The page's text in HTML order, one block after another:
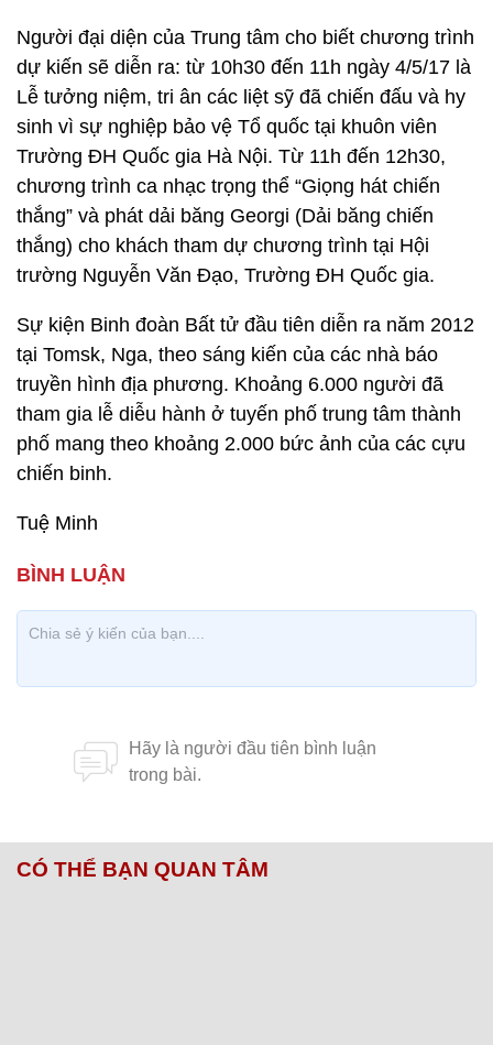
Người đại diện của Trung tâm cho biết chương trình
dự kiến sẽ diễn ra: từ 10h30 đến 11h ngày 4/5/17 là
Lễ tưởng niệm, tri ân các liệt sỹ đã chiến đấu và hy
sinh vì sự nghiệp bảo vệ Tổ quốc tại khuôn viên
Trường ĐH Quốc gia Hà Nội. Từ 11h đến 12h30,
chương trình ca nhạc trọng thể “Giọng hát chiến
thắng” và phát dải băng Georgi (Dải băng chiến
thắng) cho khách tham dự chương trình tại Hội
trường Nguyễn Văn Đạo, Trường ĐH Quốc gia.
Sự kiện Binh đoàn Bất tử đầu tiên diễn ra năm 2012
tại Tomsk, Nga, theo sáng kiến của các nhà báo
truyền hình địa phương. Khoảng 6.000 người đã
tham gia lễ diễu hành ở tuyến phố trung tâm thành
phố mang theo khoảng 2.000 bức ảnh của các cựu
chiến binh.
Tuệ Minh
CÓ THỂ BẠN QUAN TÂM